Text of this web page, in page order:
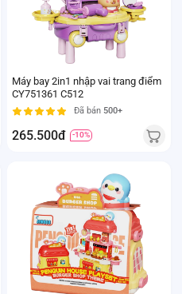
Máy bay 2in1 nhập vai trang điểm
CY751361 C512
Đã bán 500+
265.500đ -10%